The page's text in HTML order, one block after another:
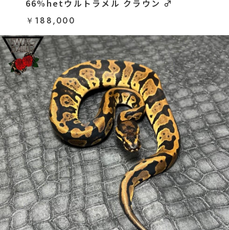
66%hetウルトラメル クラウン ♂
￥188,000